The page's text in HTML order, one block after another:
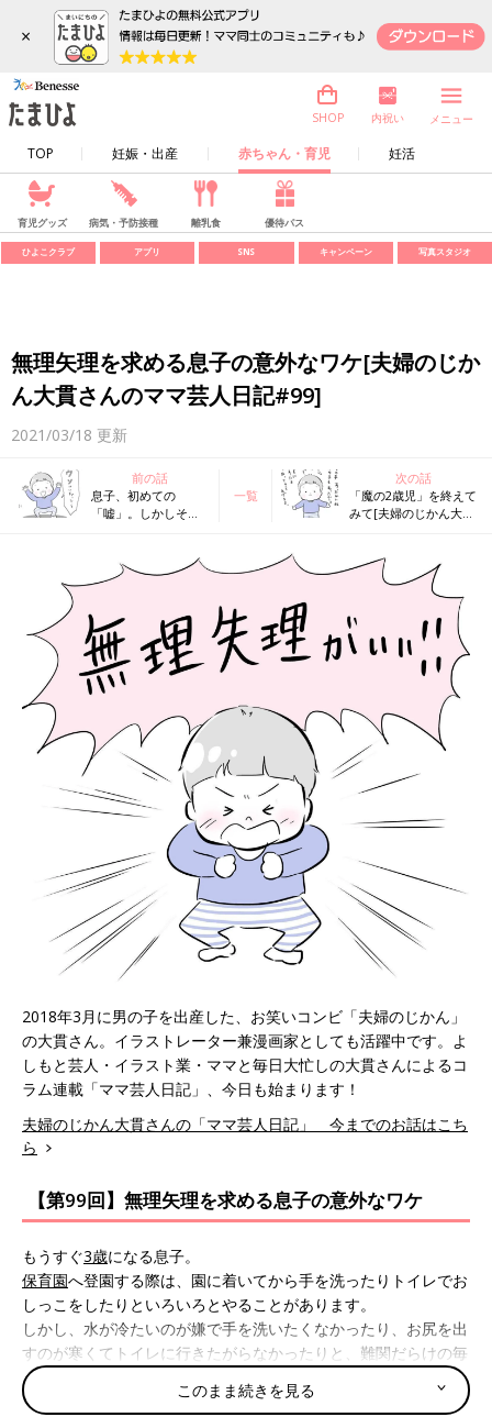
×
TOP 妊娠・出産 赤ちゃん・育児 妊活
SHOP 内祝い メニュー
育児グッズ 病気・予防接種 離乳食 優待パス
ひよこクラブ アプリ SNS キャンペーン 写真スタジオ
無理矢理を求める息子の意外なワケ[夫婦のじか
ん大貫さんのママ芸人日記#99]
2021/03/18 更新
前の話
息子、初めての
「嘘」。しかしその
ママ芸人日記#98]
一覧
次の話
「魔の2歳児」を終えて
みて[夫婦のじかん大貫
2018年3月に男の子を出産した、お笑いコンビ「夫婦のじかん」
の大貫さん。イラストレーター兼漫画家としても活躍中です。よ
しもと芸人・イラスト業・ママと毎日大忙しの大貫さんによるコ
ラム連載「ママ芸人日記」、今日も始まります！
夫婦のじかん大貫さんの「ママ芸人日記」 今までのお話はこち
ら
【第99回】無理矢理を求める息子の意外なワケ
もうすぐ3歳になる息子。
保育園へ登園する際は、園に着いてから手を洗ったりトイレでお
しっこをしたりといろいろとやることがあります。
しかし、水が冷たいのが嫌で手を洗いたくなかったり、お尻を出
すのが寒くてトイレに行きたがらなかったりと、難関だらけの毎
朝。
このまま続きを見る